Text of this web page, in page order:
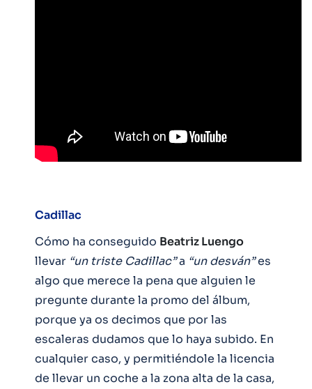
Cadillac
Cómo ha conseguido Beatriz Luengo
llevar “un triste Cadillac”a “un desván”es
algo que merece la pena que alguien le
pregunte durante la promo del álbum,
porque ya os decimos que por las
escaleras dudamos que lo haya subido. En
cualquier caso, y permitiéndole la licencia
de llevar un coche a la zona alta de la casa,